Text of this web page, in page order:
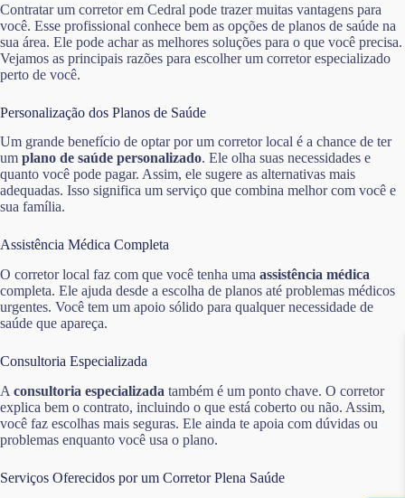
Contratar um corretor em Cedral pode trazer muitas vantagens para
você. Esse profissional conhece bem as opções de planos de saúde na
sua área. Ele pode achar as melhores soluções para o que você precisa.
Vejamos as principais razões para escolher um corretor especializado
perto de você.
Personalização dos Planos de Saúde
Um grande benefício de optar por um corretor local é a chance de ter
um plano de saúde personalizado. Ele olha suas necessidades e
quanto você pode pagar. Assim, ele sugere as alternativas mais
adequadas. Isso significa um serviço que combina melhor com você e
sua família.
Assistência Médica Completa
O corretor local faz com que você tenha uma assistência médica
completa. Ele ajuda desde a escolha de planos até problemas médicos
urgentes. Você tem um apoio sólido para qualquer necessidade de
saúde que apareça.
Consultoria Especializada
A consultoria especializada também é um ponto chave. O corretor
explica bem o contrato, incluindo o que está coberto ou não. Assim,
você faz escolhas mais seguras. Ele ainda te apoia com dúvidas ou
problemas enquanto você usa o plano.
Serviços Oferecidos por um Corretor Plena Saúde